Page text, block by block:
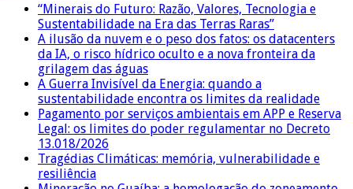
“Minerais do Futuro: Razão, Valores, Tecnologia e
Sustentabilidade na Era das Terras Raras”
A ilusão da nuvem e o peso dos fatos: os datacenters
da IA, o risco hídrico oculto e a nova fronteira da
grilagem das águas
A Guerra Invisível da Energia: quando a
sustentabilidade encontra os limites da realidade
Pagamento por serviços ambientais em APP e Reserva
Legal: os limites do poder regulamentar no Decreto
13.018/2026
Tragédias Climáticas: memória, vulnerabilidade e
resiliência